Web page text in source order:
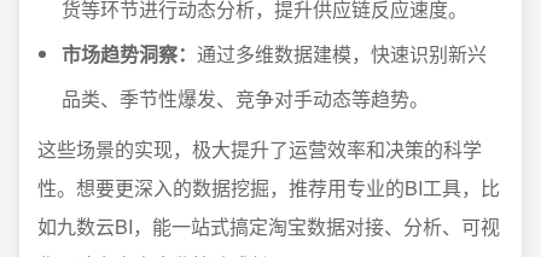
货等环节进行动态分析，提升供应链反应速度。
市场趋势洞察： 通过多维数据建模，快速识别新兴
品类、季节性爆发、竞争对手动态等趋势。
这些场景的实现，极大提升了运营效率和决策的科学
性。想要更深入的数据挖掘，推荐用专业的BI工具，比
如九数云BI，能一站式搞定淘宝数据对接、分析、可视